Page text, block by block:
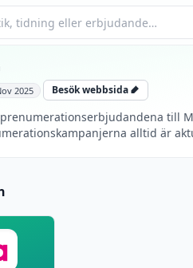
2025 Besök webbsida
till
alltid är